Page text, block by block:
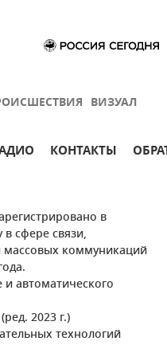
ВИЗУАЛ
КОНТАКТЫ
в
сфере связи,
коммуникаций
автоматического
2023 г.)
технологий